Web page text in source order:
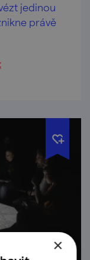
jedinou
právě
×